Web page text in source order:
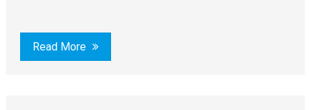
Read More